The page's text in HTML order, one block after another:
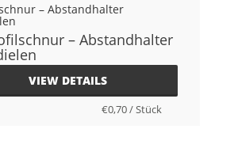
– Abstandhalter
– Abstandhalter
VIEW DETAILS
€0,70/Stück